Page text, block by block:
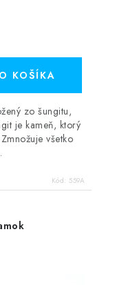
KOŠÍKA
zo šungitu,
je kameň, ktorý
všetko
Kód: 559A